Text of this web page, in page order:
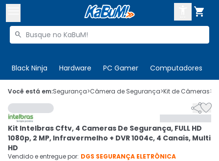

Buscar produtos

Black Ninja Hardware PC Gamer Computadores
 Olá. Acesse sua conta
 Departamentos
 Cupons
Mais Vendidos
CADASTRE-SE
Você está em:Segurança>Câmera de Segurança>Kit de Câmeras>

Kit Intelbras Cftv, 4 Cameras De Segurança, FULL HD
1080p, 2 MP, Infravermelho + DVR 1004c, 4 Canais, Multi
HD
Vendido e entregue por: DGS SEGURANÇA ELETRÔNICA